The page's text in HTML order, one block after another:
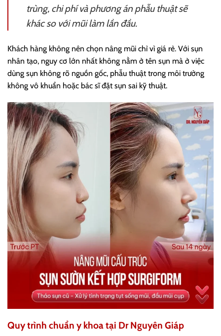
trùng, chi phí và phương án phẫu thuật sẽ
khác so với mũi làm lần đầu.
Khách hàng không nên chọn nâng mũi chỉ vì giá rẻ. Với sụn
nhân tạo, nguy cơ lớn nhất không nằm ở tên sụn mà ở việc
dùng sụn không rõ nguồn gốc, phẫu thuật trong môi trường
không vô khuẩn hoặc bác sĩ đặt sụn sai kỹ thuật.
Quy trình chuẩn y khoa tại Dr Nguyên Giáp